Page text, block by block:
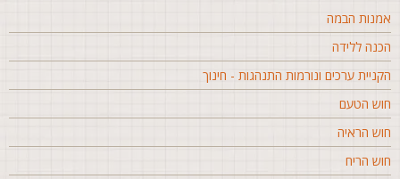
הבמה
ללידה
ערכים ונורמות התנהגות - חינוך
הטעם
הראיה
הריח